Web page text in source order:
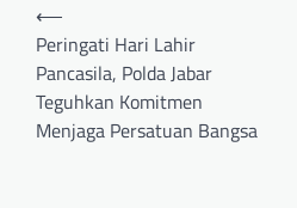
⟵
Peringati Hari Lahir
Pancasila, Polda Jabar
Teguhkan Komitmen
Menjaga Persatuan Bangsa